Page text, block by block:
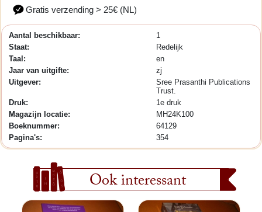
Gratis verzending > 25€ (NL)
Aantal beschikbaar:
1
Staat:
Redelijk
Taal:
en
Jaar van uitgifte:
zj
Uitgever:
Sree Prasanthi Publications
Trust.
Druk:
1e druk
Magazijn locatie:
MH24K100
Boeknummer:
64129
Pagina's:
354
Ook interessant